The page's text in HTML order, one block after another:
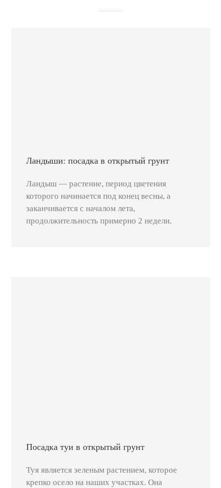
Ландыши: посадка в открытый грунт
Ландыш — растение, период цветения
которого начинается под конец весны, а
заканчивается с началом лета,
продолжительность примерно 2 недели.
Посадка туи в открытый грунт
Туя является зеленым растением, которое
крепко осело на наших участках. Она